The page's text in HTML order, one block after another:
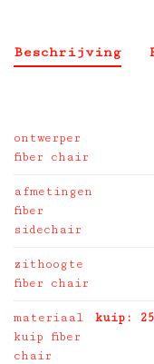
Beschrijving
ontwerper
fiber chair
afmetingen
fiber
sidechair
zithoogte
fiber chair
materiaal
kuip fiber
chair
kuip: